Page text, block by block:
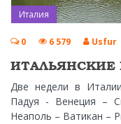
Италия
0 6 579 Usfur
Две недели в
Падуя - Венеция –
Неаполь – Ватикан –